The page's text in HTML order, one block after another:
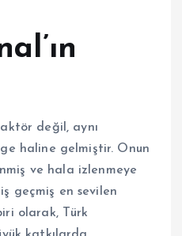
değil, aynı
haline gelmiştir. Onun
ve hala izlenmeye
geçmiş en sevilen
olarak, Türk